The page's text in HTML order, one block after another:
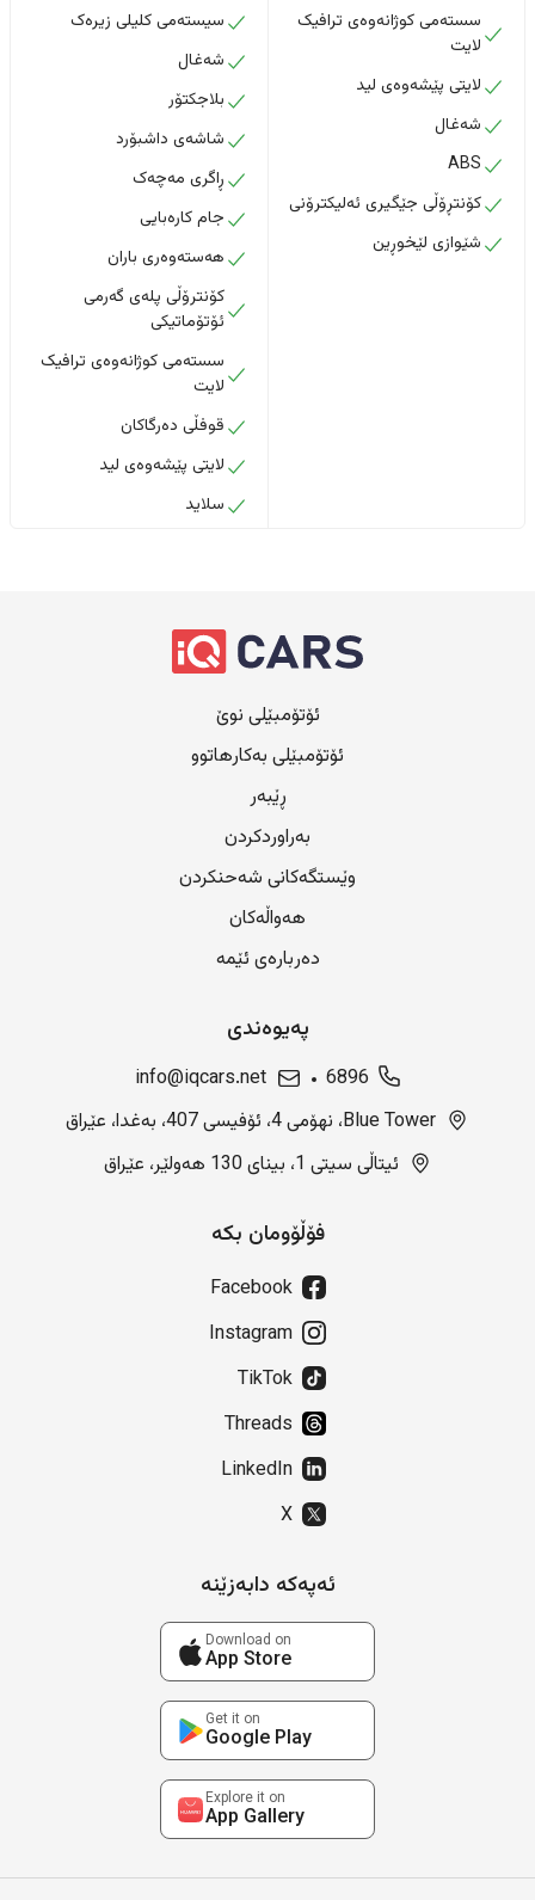
سستەمی کوژانەوەی ترافیک
لایت
لایتی پێشەوەی لید
شەغال
ABS
کۆنتڕۆڵی جێگیری ئەلیکترۆنی
شێوازی لێخوڕین
سیستەمی کلیلی زیرەک
شەغال
بلاجکتۆر
شاشەی داشبۆرد
ڕاگری مەچەک
جام کارەبایی
هەستەوەری باران
کۆنترۆڵی پلەی گەرمی
ئۆتۆماتیکی
سستەمی کوژانەوەی ترافیک
لایت
قوفڵی دەرگاکان
لایتی پێشەوەی لید
سلاید
ئۆتۆمبێلی نوێ
ئۆتۆمبێلی بەکارهاتوو
ڕێبەر
بەراوردکردن
وێستگەکانی شەحنکردن
هەواڵەکان
دەربارەی ئێمە
پەیوەندی
6896
info@iqcars.net
Blue Tower، نهۆمی 4، ئۆفیسی 407، بەغدا، عێراق
ئیتاڵی سیتی 1، بینای 130 هەولێر، عێراق
فۆڵۆومان بکە
Facebook
Instagram
TikTok
Threads
LinkedIn
X
ئەپەکە دابەزێنە
Download on
App Store
Get it on
Google Play
Explore it on
App Gallery